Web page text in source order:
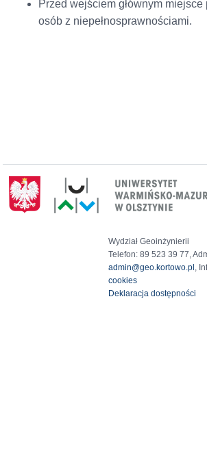
Przed wejściem głównym
osób z niepełnosprawnościami.
Wydział Geoinżynierii
Telefon: 89 523 39 77,
admin@geo.kortowo.pl ,
cookies
Deklaracja dostępności